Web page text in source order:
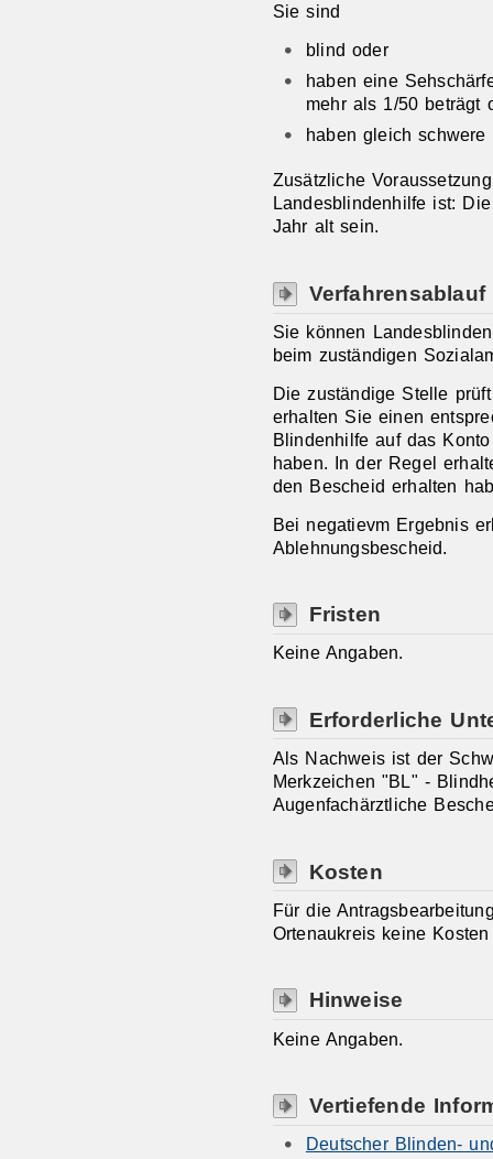
Sie sind
blind oder
haben eine
mehr als 1/50 beträgt
haben gleich
Zusätzliche
Landesblindenhilfe ist:
Jahr alt sein.
Verfahrensablauf
Sie können
beim zuständigen
Die zuständige Stelle
erhalten Sie einen
Blindenhilfe auf das
haben. In der Regel
den Bescheid erhalten
Bei negatievm Ergebnis
Ablehnungsbescheid.
Fristen
Keine Angaben.
Erforderliche
Als Nachweis ist der
Merkzeichen "BL" -
Augenfachärztliche
Kosten
Für die
Ortenaukreis keine
Hinweise
Keine Angaben.
Vertiefende
Deutscher Blinden-